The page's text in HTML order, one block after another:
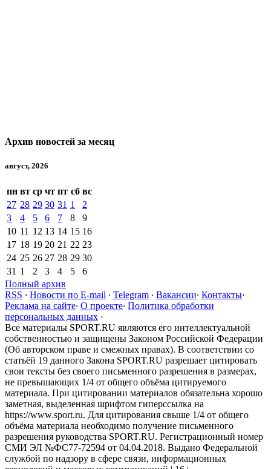
Архив новостей за месяц
август, 2026
пн вт ср чт пт сб вс
27 28 29 30 31 1
2
3
4 5 6 7 8
9
10 11 12 13 14 15 16
17 18 19 20 21 22 23
24 25 26 27 28 29 30
31 1 2 3 4 5
6
Полный архив
RSS · Новости по E-mail · Telegram · Вакансии· Контакты·
Реклама на сайте· О проекте· Политика обработки
персональных данных ·
Все материалы SPORT.RU являются его интеллектуальной
собственностью и защищены Законом Российской Федерации
(Об авторском праве и смежных правах). В соответствии со
статьёй 19 данного Закона SPORT.RU разрешает цитировать
свои тексты без своего письменного разрешения в размерах,
не превышающих 1/4 от общего объёма цитируемого
материала. При цитировании материалов обязательна хорошо
заметная, выделенная шрифтом гиперссылка на
https://www.sport.ru. Для цитирования свыше 1/4 от общего
объёма материала необходимо получение письменного
разрешения руководства SPORT.RU. Регистрационный номер
СМИ ЭЛ №ФС77-72594 от 04.04.2018. Выдано Федеральной
службой по надзору в сфере связи, информационных